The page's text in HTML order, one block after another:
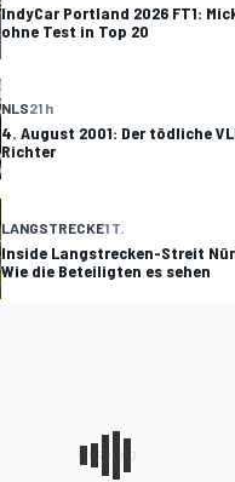
IndyCar Portland 2026 FT1:
ohne Test in Top 20
NLS21 h
4. August 2001: Der tödliche
Richter
LANGSTRECKE1 T.
Inside Langstrecken-Streit
Wie die Beteiligten es sehen